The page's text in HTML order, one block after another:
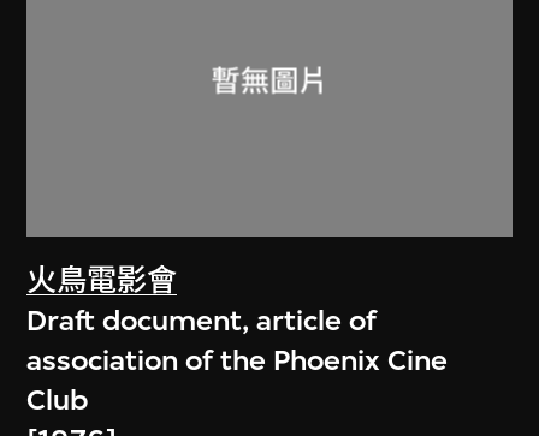
火鳥電影會
Draft document, article of
association of the Phoenix Cine
Club